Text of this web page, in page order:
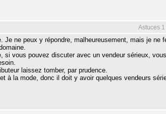
Astuces
Je ne peux y répondre, malheureusement, mais je ne
si vous pouvez discuter avec un vendeur sérieux,
laissez tomber, par prudence.
à la mode, donc il doit y avoir quelques vendeurs